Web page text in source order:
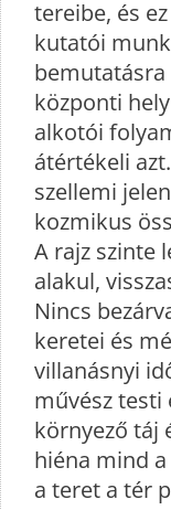
tereibe, és
kutatói
központi
alkotói
átértékeli
szellemi
kozmikus
A rajz szinte
alakul,
Nincs
keretei és
villanásnyi
művész testi
környező táj
hiéna mind
a teret a tér